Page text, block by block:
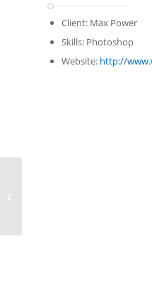
Client: Max Power
Skills: Photoshop
Website: http://